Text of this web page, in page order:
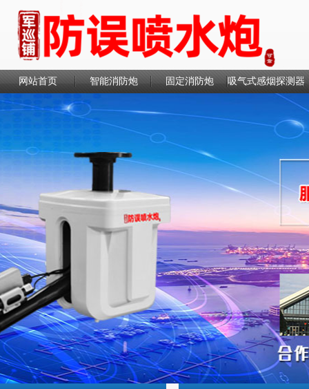
网站首页 智能消防炮 固定消防炮 吸气式感烟探测器
联系我们